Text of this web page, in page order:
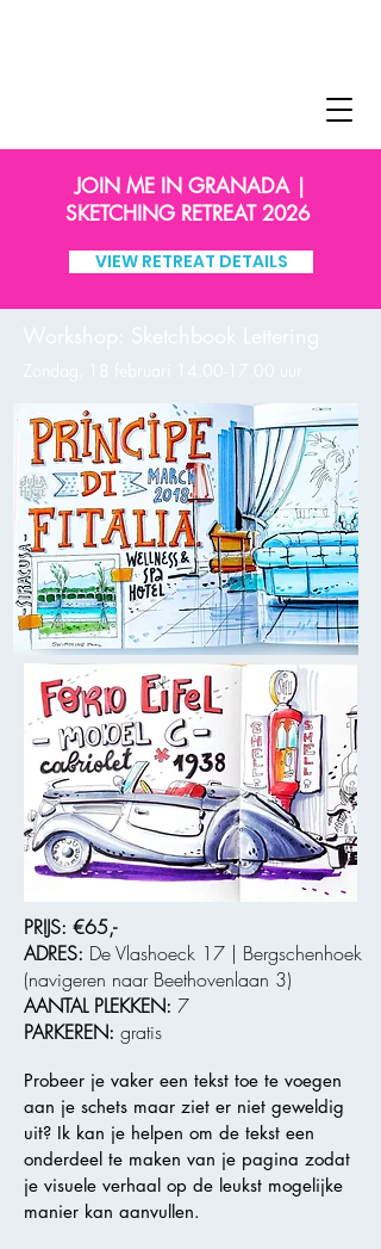
JOIN ME IN GRANADA |
SKETCHING RETREAT 2026
VIEW RETREAT DETAILS
PRIJS: €65,-
ADRES: De Vlashoeck 17 | Bergschenhoek
(navigeren naar Beethovenlaan 3)
AANTAL PLEKKEN: 7
PARKEREN: gratis
Probeer je vaker een tekst toe te voegen
aan je schets maar ziet er niet geweldig
uit? Ik kan je helpen om de tekst een
onderdeel te maken van je pagina zodat
je visuele verhaal op de leukst mogelijke
manier kan aanvullen.